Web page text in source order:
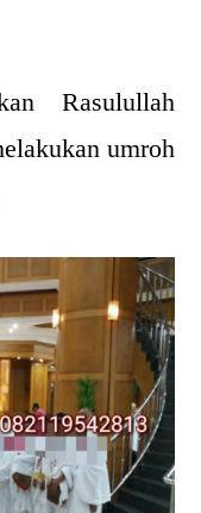
Rasulullah
umroh